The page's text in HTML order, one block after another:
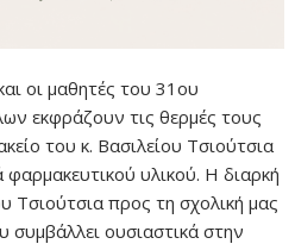
οι μαθητές του 31ου
εκφράζουν τις θερμές τους
του κ. Βασιλείου Τσιούτσια
υλικού. H διαρκή
Τσιούτσια προς τη σχολική μας
ουσιαστικά στην